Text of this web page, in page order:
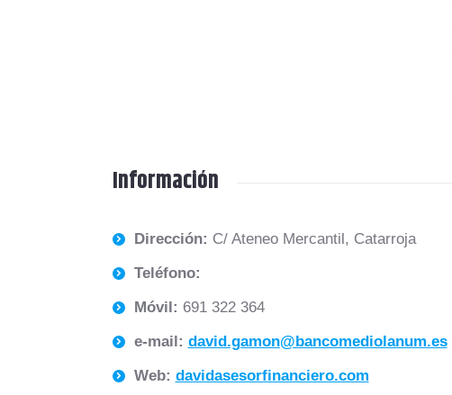
Información
Dirección: C/ Ateneo Mercantil, Catarroja
Teléfono:
Móvil: 691 322 364
e-mail: david.gamon@bancomediolanum.es
Web: davidasesorfinanciero.com